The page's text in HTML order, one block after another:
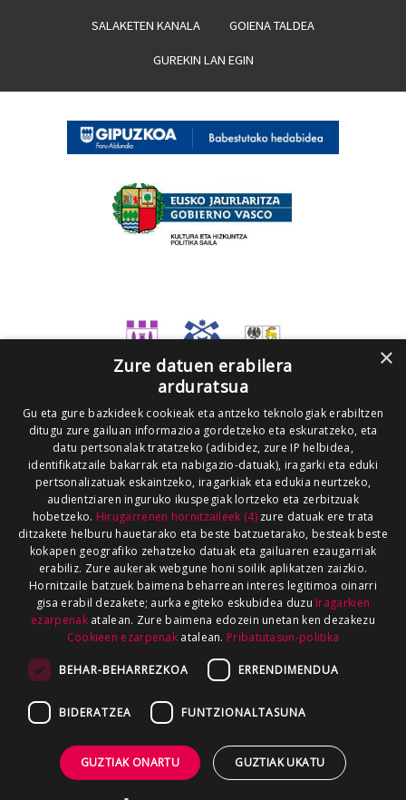
SALAKETEN KANALA GOIENA TALDEA
GUREKIN LAN EGIN
×
Zure datuen erabilera
arduratsua
Gu eta gure bazkideek cookieak eta antzeko teknologiak erabiltzen
ditugu zure gailuan informazioa gordetzeko eta eskuratzeko, eta
datu pertsonalak tratatzeko (adibidez, zure IP helbidea,
identifikatzaile bakarrak eta nabigazio-datuak), iragarki eta eduki
pertsonalizatuak eskaintzeko, iragarkiak eta edukia neurtzeko,
audientziaren inguruko ikuspegiak lortzeko eta zerbitzuak
hobetzeko. Hirugarrenen hornitzaileek (4)zure datuak ere trata
ditzakete helburu hauetarako eta beste batzuetarako, besteak beste
kokapen geografiko zehatzeko datuak eta gailuaren ezaugarriak
erabiliz. Zure aukerak webgune honi soilik aplikatzen zaizkio.
Hornitzaile batzuek baimena beharrean interes legitimoa oinarri
gisa erabil dezakete; aurka egiteko eskubidea duzu Iragarkien
ezarpenakatalean. Zure baimena edozein unetan ken dezakezu
Cookieen ezarpenak atalean. Pribatutasun-politika
BEHAR-BEHARREZKOA ERRENDIMENDUA
BIDERATZEA FUNTZIONALTASUNA
GUZTIAK ONARTU GUZTIAK UKATU